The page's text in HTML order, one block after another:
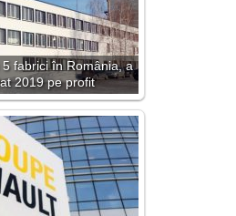
fabrici în România, a
2019 pe profit